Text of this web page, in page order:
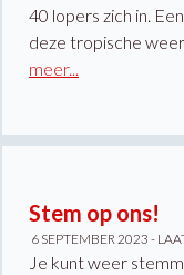
40 lopers zich in.
deze tropische
meer...
Stem op ons!
6 SEPTEMBER 2023 -
Je kunt weer